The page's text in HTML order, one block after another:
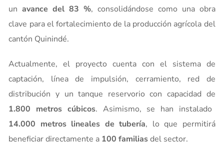
unavance del 83 %, consolidándose como una obra
clave para el fortalecimiento de la producción agrícola del
cantón Quinindé.
Actualmente, el proyecto cuenta con el sistema de
captación, línea de impulsión, cerramiento, red de
distribución y un tanque reservorio con capacidad de
1.800 metros cúbicos. Asimismo, se han instalado
14.000 metros lineales de tubería, lo que permitirá
beneficiar directamente a 100 familiasdel sector.